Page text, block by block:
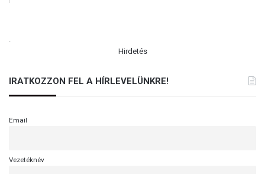
Hirdetés
IRATKOZZON FEL A HÍRLEVELÜNKRE!
Email
Vezetéknév